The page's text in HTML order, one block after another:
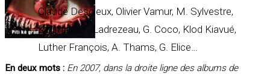
Claude Descieux, Olivier Vamur, M. Sylvestre,
Kolimaya, F. Ladrezeau, G. Coco, Klod Kiavué,
Luther François, A. Thams, G. Elice…
En deux mots : En 2007, dans la droite ligne des albums de